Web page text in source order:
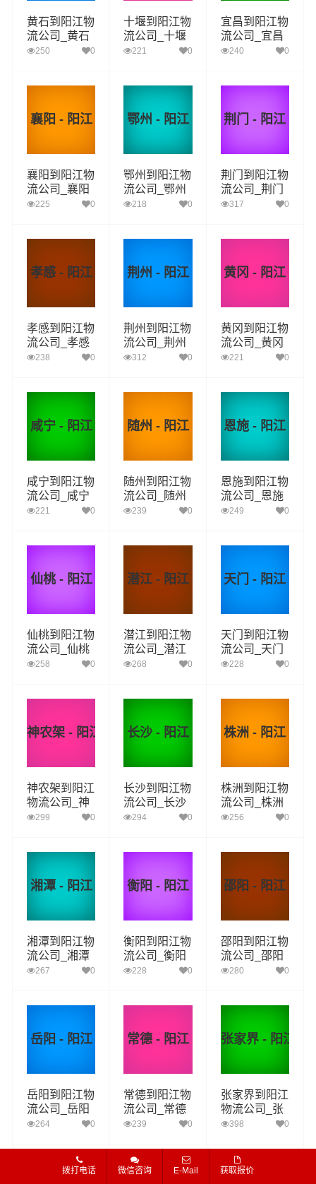
黄石到阳江物
流公司_黄石
到阳江货运_
250 0
十堰到阳江物
流公司_十堰
到阳江货运_
221 0
宜昌到阳江物
流公司_宜昌
到阳江货运_
240 0
襄阳 - 阳江
襄阳到阳江物
流公司_襄阳
到阳江货运_
225 0
鄂州 - 阳江
鄂州到阳江物
流公司_鄂州
到阳江货运_
218 0
荆门 - 阳江
荆门到阳江物
流公司_荆门
到阳江货运_
317 0
孝感 - 阳江
孝感到阳江物
流公司_孝感
到阳江货运_
238 0
荆州 - 阳江
荆州到阳江物
流公司_荆州
到阳江货运_
312 0
黄冈 - 阳江
黄冈到阳江物
流公司_黄冈
到阳江货运_
221 0
咸宁 - 阳江
咸宁到阳江物
流公司_咸宁
到阳江货运_
221 0
随州 - 阳江
随州到阳江物
流公司_随州
到阳江货运_
239 0
恩施 - 阳江
恩施到阳江物
流公司_恩施
到阳江货运_
249 0
仙桃 - 阳江
仙桃到阳江物
流公司_仙桃
到阳江货运_
258 0
潜江 - 阳江
潜江到阳江物
流公司_潜江
到阳江货运_
268 0
天门 - 阳江
天门到阳江物
流公司_天门
到阳江货运_
228 0
神农架 - 阳江
神农架到阳江
物流公司_神
农架到阳江货
299 0
长沙 - 阳江
长沙到阳江物
流公司_长沙
到阳江货运_
294 0
株洲 - 阳江
株洲到阳江物
流公司_株洲
到阳江货运_
256 0
湘潭 - 阳江
湘潭到阳江物
流公司_湘潭
到阳江货运_
267 0
衡阳 - 阳江
衡阳到阳江物
流公司_衡阳
到阳江货运_
228 0
邵阳 - 阳江
邵阳到阳江物
流公司_邵阳
到阳江货运_
280 0
岳阳 - 阳江
岳阳到阳江物
流公司_岳阳
到阳江货运_
流专线
264 0
常德 - 阳江
常德到阳江物
流公司_常德
到阳江货运_
流专线
239 0
张家界 - 阳江
张家界到阳江
物流公司_张
家界到阳江货
阳江物流专线
398 0
拨打电话 微信咨询 E-Mail 获取报价